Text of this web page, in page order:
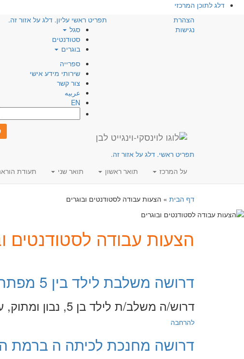
דלג לתוכן המרכזי
הצהרת
נגישות
תפריט ראשי עליון. דלג על אזור זה.
סגל
סטודנטים
בוגרים
ספרייה
שירותי מידע אישי
צור קשר
عربيه
EN
תפריט ראשי. דלג על אזור זה.
על המרכז
תואר ראשון תואר שני תעודת
דף הבית » הצעות עבודה לסטודנטים ובוגרים
הצעות עבודה לסטודנטים
דרושה משלבת לילד בין 5 מפתח תקווה - 3.1.2019
דרוש/ה משלב/ת לילד בן 5, נבון ומתוק, עם קשיי ויסות וקושי חברתי.
להרחבה
דרושה מחנכת לכיתה ה ברמת השרון -